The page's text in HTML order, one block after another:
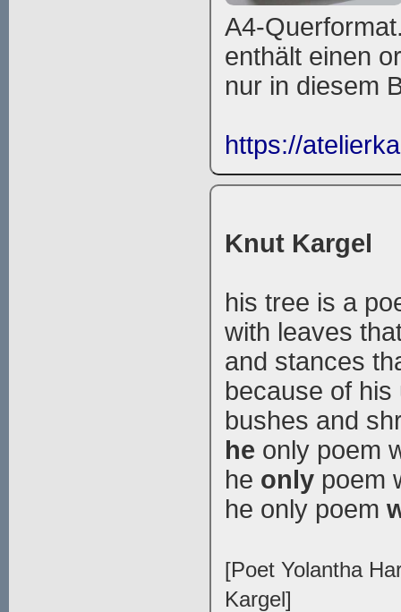
A4-
enthält einen
nur in diesem
https://
Knut Kargel
his tree is a
with leaves
and stances
because of
bushes and
he only poem
he onlypoem
he only poem
[Poet Yolantha
Kargel]